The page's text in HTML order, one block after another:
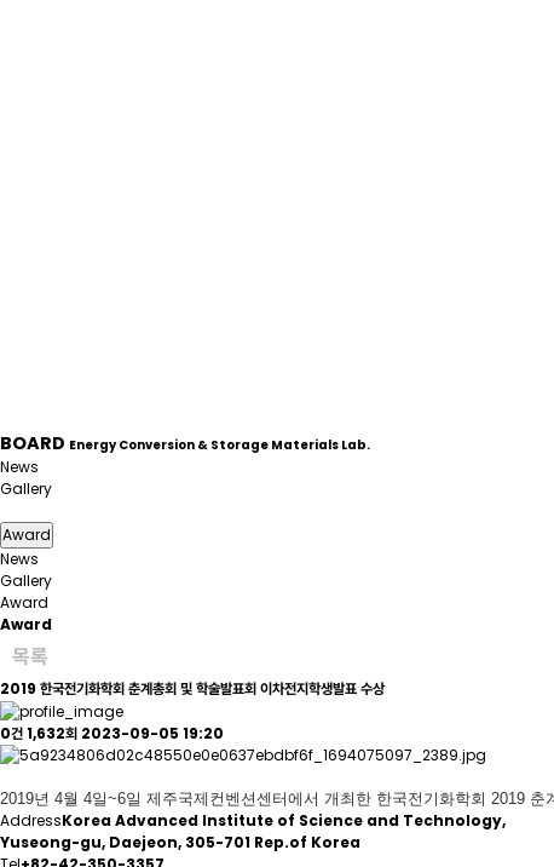
BOARD Energy Conversion & Storage Materials Lab.
News
Gallery
Award
News
Gallery
Award
Award
목록
2019 한국전기화학회 춘계총회 및 학술발표회 이차전지학생발표 수상
0건1,632회 2023-09-05 19:20
2019년 4월 4일~6일 제주국제컨벤션센터에서 개최한 한국전기화학회 2019
AddressKorea Advanced Institute of Science and Technology,
Yuseong-gu, Daejeon, 305-701 Rep.of Korea